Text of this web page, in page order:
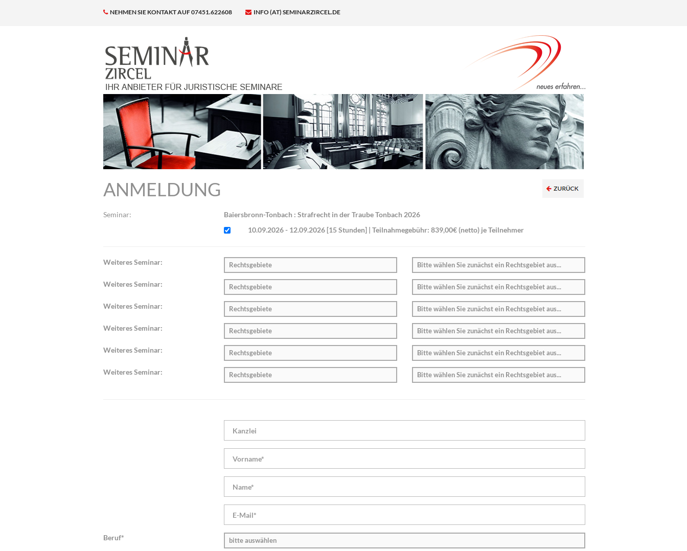
NEHMEN SIE KONTAKT AUF 07451.622608 INFO (AT) SEMINARZIRCEL.DE
ANMELDUNG
Seminar:
Baiersbronn-Tonbach : Strafrecht in der Traube Tonbach 2026
10.09.2026 - 12.09.2026 [15 Stunden] | Teilnahmegebühr: 839,00€ (netto) je Teilnehmer
Weiteres Seminar: Rechtsgebiete Bitte wählen Sie zunächst ein Rechtsgebiet aus...
Weiteres Seminar: Rechtsgebiete Bitte wählen Sie zunächst ein Rechtsgebiet aus...
Weiteres Seminar: Rechtsgebiete Bitte wählen Sie zunächst ein Rechtsgebiet aus...
Weiteres Seminar: Rechtsgebiete Bitte wählen Sie zunächst ein Rechtsgebiet aus...
Weiteres Seminar: Rechtsgebiete Bitte wählen Sie zunächst ein Rechtsgebiet aus...
Weiteres Seminar: Rechtsgebiete Bitte wählen Sie zunächst ein Rechtsgebiet aus...
Beruf* bitte auswählen